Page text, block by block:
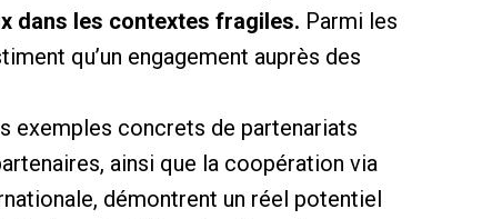
dans les contextes fragiles. Parmi les
qu’un engagement auprès des
exemples concrets de partenariats
ainsi que la coopération via
démontrent un réel potentiel